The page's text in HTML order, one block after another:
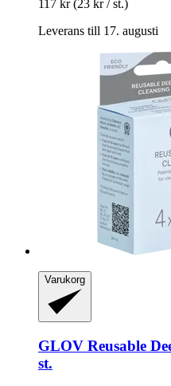
117 kr (23 kr / st.)
Leverans till 17. augusti
Varukorg
GLOV Reusable
st.